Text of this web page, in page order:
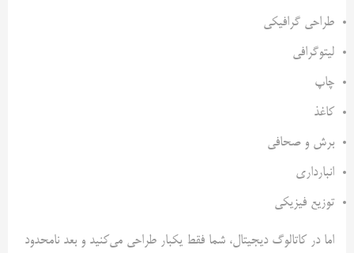
طراحی گرافیکی
لیتوگرافی
چاپ
کاغذ
برش و صحافی
انبارداری
توزیع فیزیکی
اما در کاتالوگ دیجیتال، شما فقط یکبار طراحی می‌کنید و بعد نامحدود